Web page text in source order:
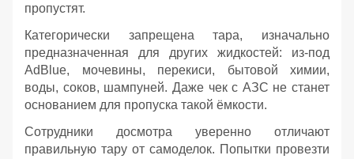
пропустят.
Категорически запрещена тара, изначально
предназначенная для других жидкостей: из‑под
AdBlue, мочевины, перекиси, бытовой химии,
воды, соков, шампуней. Даже чек с АЗС не станет
основанием для пропуска такой ёмкости.
Сотрудники досмотра уверенно отличают
правильную тару от самоделок. Попытки провезти